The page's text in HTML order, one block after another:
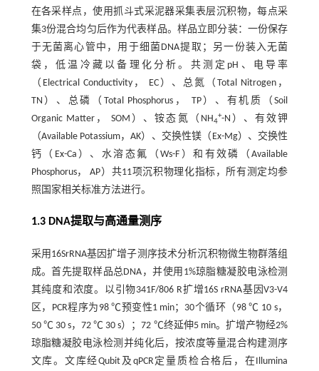
在各采样点，使用抓斗式采泥器采集表层沉积物，每点采
集3份混合均匀后作为代表样品。样品立即分装：一份保存
于无菌离心管中，用于细菌DNA提取；另一份装入无菌
袋，低温冷藏以备理化分析。共测定pH、电导率
（Electrical Conductivity， EC）、总氮（Total Nitrogen，
TN）、总磷（Total Phosphorus， TP）、有机质（Soil
Organic Matter， SOM）、铵态氮（NH4
+-N）、有效钾
（Available Potassium，AK）、交换性镁（Ex-Mg）、交换性
钙（Ex-Ca）、水溶态氟（Ws-F）和有效磷（Available
Phosphorus， AP）共11项沉积物理化指标，所有测定均参
照国家相关标准方法进行。
1.3 DNA提取与高通量测序
采用16SrRNA基因扩增子测序技术分析沉积物微生物群落组
成。首先提取样品总DNA，并使用1%琼脂糖凝胶电泳检测
其纯度和浓度。以引物341F/806 R扩增16S rRNA基因V3-V4
区，PCR程序为98 ℃预变性1 min；30个循环（98 ℃ 10 s，
50 ℃ 30 s，72 ℃ 30 s）；72 ℃终延伸5 min。扩增产物经2%
琼脂糖凝胶电泳检测并纯化后，按浓度等量混合构建测序
文库。文库经Qubit及qPCR定量质检合格后，在Illumina